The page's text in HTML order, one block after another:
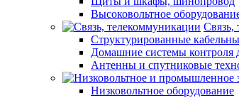
Высоковольтное
Связь,
Структурированные
Домашние системы контроля
Антенны и спутниковые
Низковольтное оборудование